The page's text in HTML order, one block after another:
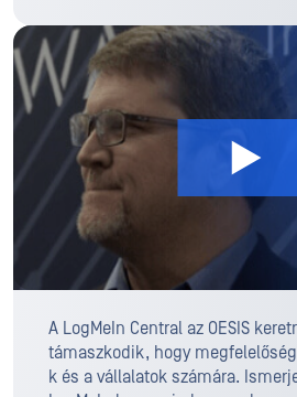
A LogMeIn Central az OESIS
támaszkodik, hogy
k és a vállalatok számára.